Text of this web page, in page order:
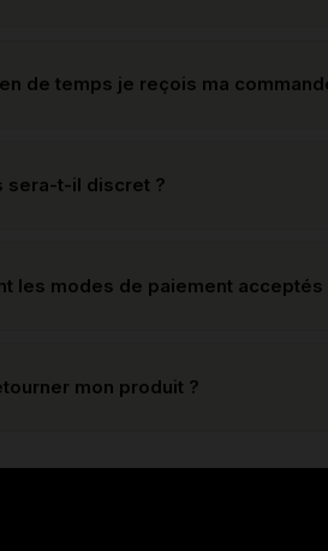
de temps je reçois ma
sera-t-il discret ?
les modes de paiement acceptés
mon produit ?